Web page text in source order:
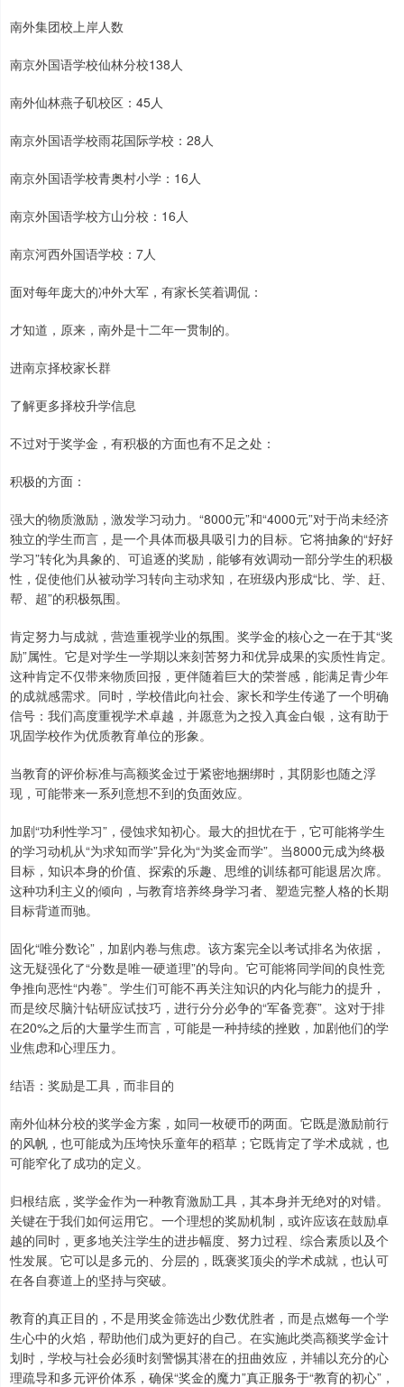
南外集团校上岸人数
南京外国语学校仙林分校138人
南外仙林燕子矶校区：45人
南京外国语学校雨花国际学校：28人
南京外国语学校青奥村小学：16人
南京外国语学校方山分校：16人
南京河西外国语学校：7人
面对每年庞大的冲外大军，有家长笑着调侃：
才知道，原来，南外是十二年一贯制的。
进南京择校家长群
了解更多择校升学信息
不过对于奖学金，有积极的方面也有不足之处：
积极的方面：
强大的物质激励，激发学习动力。“8000元”和“4000元”对于尚未经济
独立的学生而言，是一个具体而极具吸引力的目标。它将抽象的“好好
学习”转化为具象的、可追逐的奖励，能够有效调动一部分学生的积极
性，促使他们从被动学习转向主动求知，在班级内形成“比、学、赶、
帮、超”的积极氛围。
肯定努力与成就，营造重视学业的氛围。奖学金的核心之一在于其“奖
励”属性。它是对学生一学期以来刻苦努力和优异成果的实质性肯定。
这种肯定不仅带来物质回报，更伴随着巨大的荣誉感，能满足青少年
的成就感需求。同时，学校借此向社会、家长和学生传递了一个明确
信号：我们高度重视学术卓越，并愿意为之投入真金白银，这有助于
巩固学校作为优质教育单位的形象。
当教育的评价标准与高额奖金过于紧密地捆绑时，其阴影也随之浮
现，可能带来一系列意想不到的负面效应。
加剧“功利性学习”，侵蚀求知初心。最大的担忧在于，它可能将学生
的学习动机从“为求知而学”异化为“为奖金而学”。当8000元成为终极
目标，知识本身的价值、探索的乐趣、思维的训练都可能退居次席。
这种功利主义的倾向，与教育培养终身学习者、塑造完整人格的长期
目标背道而驰。
固化“唯分数论”，加剧内卷与焦虑。该方案完全以考试排名为依据，
这无疑强化了“分数是唯一硬道理”的导向。它可能将同学间的良性竞
争推向恶性“内卷”。学生们可能不再关注知识的内化与能力的提升，
而是绞尽脑汁钻研应试技巧，进行分分必争的“军备竞赛”。这对于排
在20%之后的大量学生而言，可能是一种持续的挫败，加剧他们的学
业焦虑和心理压力。
结语：奖励是工具，而非目的
南外仙林分校的奖学金方案，如同一枚硬币的两面。它既是激励前行
的风帆，也可能成为压垮快乐童年的稻草；它既肯定了学术成就，也
可能窄化了成功的定义。
归根结底，奖学金作为一种教育激励工具，其本身并无绝对的对错。
关键在于我们如何运用它。一个理想的奖励机制，或许应该在鼓励卓
越的同时，更多地关注学生的进步幅度、努力过程、综合素质以及个
性发展。它可以是多元的、分层的，既褒奖顶尖的学术成就，也认可
在各自赛道上的坚持与突破。
教育的真正目的，不是用奖金筛选出少数优胜者，而是点燃每一个学
生心中的火焰，帮助他们成为更好的自己。在实施此类高额奖学金计
划时，学校与社会必须时刻警惕其潜在的扭曲效应，并辅以充分的心
理疏导和多元评价体系，确保“奖金的魔力”真正服务于“教育的初心”，